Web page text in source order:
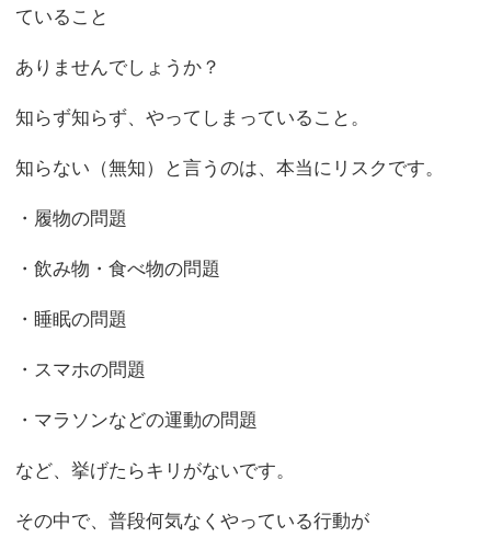
ていること
ありませんでしょうか？
知らず知らず、やってしまっていること。
知らない（無知）と言うのは、本当にリスクです。
・履物の問題
・飲み物・食べ物の問題
・睡眠の問題
・スマホの問題
・マラソンなどの運動の問題
など、挙げたらキリがないです。
その中で、普段何気なくやっている行動が